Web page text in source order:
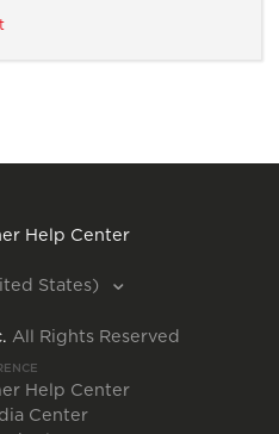
Help Center
States)
All Rights Reserved
Help Center
Center